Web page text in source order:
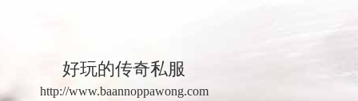
好玩的传奇私服
http://www.baannoppawong.com